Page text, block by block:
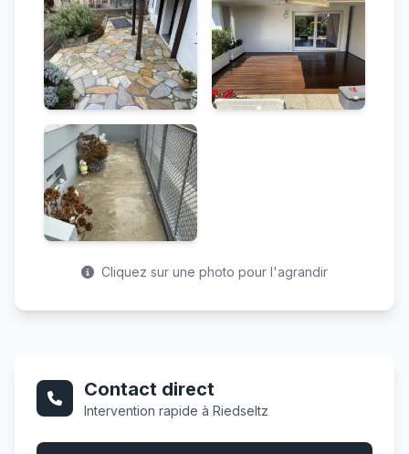
Cliquez sur une photo pour l'agrandir
Contact direct
Intervention rapide à Riedseltz